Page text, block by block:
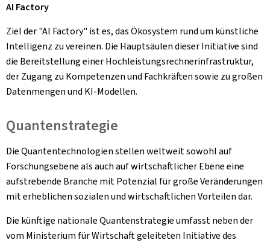
AI Factory
Ziel der "AI Factory" ist es, das Ökosystem rund um künstliche
Intelligenz zu vereinen. Die Hauptsäulen dieser Initiative sind
die Bereitstellung einer Hochleistungsrechnerinfrastruktur,
der Zugang zu Kompetenzen und Fachkräften sowie zu großen
Datenmengen und KI-Modellen.
Quantenstrategie
Die Quantentechnologien stellen weltweit sowohl auf
Forschungsebene als auch auf wirtschaftlicher Ebene eine
aufstrebende Branche mit Potenzial für große Veränderungen
mit erheblichen sozialen und wirtschaftlichen Vorteilen dar.
Die künftige nationale Quantenstrategie umfasst neben der
vom Ministerium für Wirtschaft geleiteten Initiative des